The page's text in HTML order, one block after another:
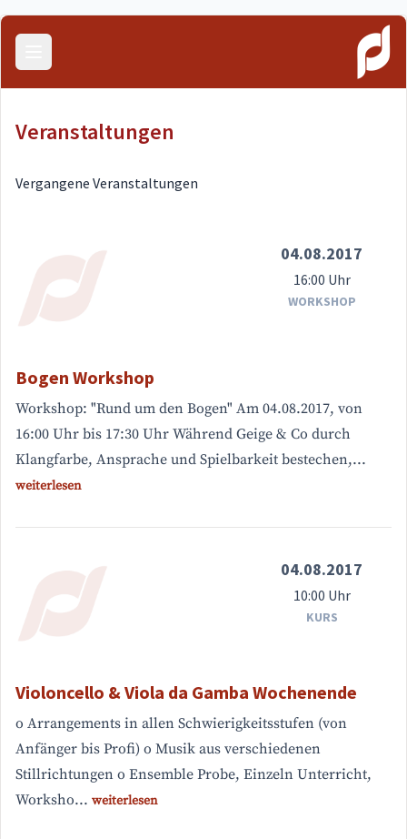
Menü öffnen
Veranstaltungen
Vergangene Veranstaltungen
04.08.2017
16:00 Uhr
WORKSHOP
Bogen Workshop
Workshop: "Rund um den Bogen" Am 04.08.2017, von
16:00 Uhr bis 17:30 Uhr Während Geige & Co durch
Klangfarbe, Ansprache und Spielbarkeit bestechen,...
weiterlesen
04.08.2017
10:00 Uhr
KURS
Violoncello & Viola da Gamba Wochenende
o Arrangements in allen Schwierigkeitsstufen (von
Anfänger bis Profi) o Musik aus verschiedenen
Stillrichtungen o Ensemble Probe, Einzeln Unterricht,
Worksho... weiterlesen